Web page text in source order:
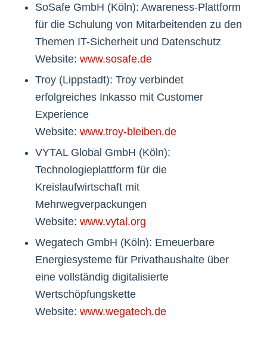
SoSafe GmbH (Köln): Awareness-Plattform
für die Schulung von Mitarbeitenden zu den
Themen IT-Sicherheit und Datenschutz
Website: www.sosafe.de
Troy (Lippstadt): Troy verbindet
erfolgreiches Inkasso mit Customer
Experience
Website: www.troy-bleiben.de
VYTAL Global GmbH (Köln):
Technologieplattform für die
Kreislaufwirtschaft mit
Mehrwegverpackungen
Website: www.vytal.org
Wegatech GmbH (Köln): Erneuerbare
Energiesysteme für Privathaushalte über
eine vollständig digitalisierte
Wertschöpfungskette
Website: www.wegatech.de